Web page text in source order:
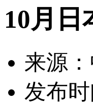
10月日
来源
发布